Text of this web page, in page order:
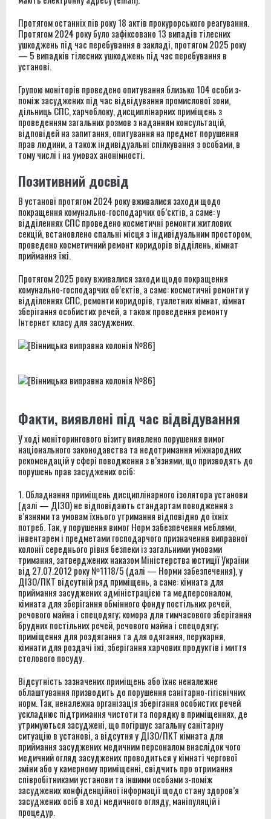
Протягом останніх пів року 18 актів прокурорського реагування.
Протягом 2024 року було зафіксовано 13 випадів тілесних
ушкоджень під час перебування в закладі, протягом 2025 року
— 5 випадків тілесних ушкоджень під час перебування в
установі.
Групою моніторів проведено опитування близько 104 особи з-
поміж засуджених під час відвідування промислової зони,
дільниць СПС, харчоблоку, дисциплінарних приміщень з
проведенням загальних розмов з наданням консультацій,
відповідей на запитання, опитування на предмет порушення
прав людини, а також індивідуальні спілкування з особами, в
тому числі і на умовах анонімності.
Позитивний досвід
В установі протягом 2024 року вживалися заходи щодо
покращення комунально-господарчих об’єктів, а саме: у
відділеннях СПС проведено косметичні ремонти житлових
секцій, встановлено спальні місця з індивідуальним простором,
проведено косметичний ремонт коридорів відділень, кімнат
приймання їжі.
Протягом 2025 року вживалися заходи щодо покращення
комунально-господарчих об’єктів, а саме: косметичні ремонти у
відділеннях СПС, ремонти коридорів, туалетних кімнат, кімнат
зберігання особистих речей, а також проведення ремонту
Інтернет класу для засуджених.
Факти, виявлені під час відвідування
У ході моніторингового візиту виявлено порушення вимог
національного законодавства та недотримання міжнародних
рекомендацій у сфері поводження з в’язнями, що призводять до
порушень прав засуджених осіб:
1. Обладнання приміщень дисциплінарного ізолятора установи
(далі — ДІЗО) не відповідають стандартам поводження з
в’язнями та умовам їхнього утримання відповідно до їхніх
потреб. Так, у порушення вимог Норм забезпечення меблями,
інвентарем і предметами господарчого призначення виправної
колонії середнього рівня безпеки із загальними умовами
тримання, затверджених наказом Міністерства юстиції України
від 27.07.2012 року №1118/5 (далі — Норми забезпечення), у
ДІЗО/ПКТ відсутній ряд приміщень, а саме: кімната для
приймання засуджених адміністрацією та медперсоналом,
кімната для зберігання обмінного фонду постільних речей,
речового майна і спецодягу; комора для тимчасового зберігання
брудних постільних речей, речового майна і спецодягу;
приміщення для роздягання та для одягання, перукарня,
кімнати для роздачі їжі, зберігання харчових продуктів і миття
столового посуду.
Відсутність зазначених приміщень або їхнє неналежне
облаштування призводить до порушення санітарно-гігієнічних
норм. Так, неналежна організація зберігання особистих речей
ускладнює підтримання чистоти та порядку в приміщеннях, де
утримуються засуджені, що погіршує загальну санітарну
ситуацію в установі, а відсутня у ДІЗО/ПКТ кімната для
приймання засуджених медичним персоналом внаслідок чого
медичний огляд засуджених проводиться у кімнаті чергової
зміни або у камерному приміщенні, свідчить про отримання
співробітниками установи та іншими особами з-поміж
засуджених конфіденційної інформації щодо стану здоров’я
засуджених осіб в ході медичного огляду, маніпуляцій і
процедур.